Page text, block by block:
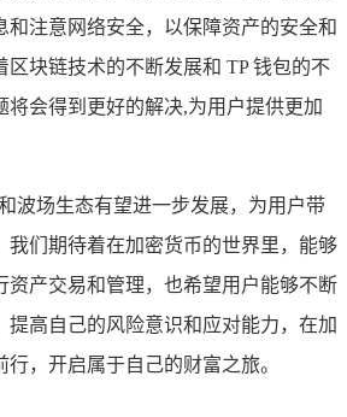
和注意网络安全，以保障资产的安全和
区块链技术的不断发展和 TP 钱包的不
将会得到更好的解决,为用户提供更加
波场生态有望进一步发展，为用户带
我们期待着在加密货币的世界里，能够
资产交易和管理，也希望用户能够不断
提高自己的风险意识和应对能力，在加
，开启属于自己的财富之旅。